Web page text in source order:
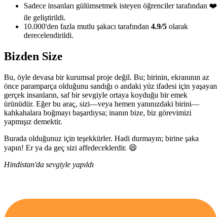
Sadece insanları gülümsetmek isteyen öğrenciler tarafından ❤️
ile geliştirildi.
10.000'den fazla mutlu şakacı tarafından 4.9/5 olarak
derecelendirildi.
Bizden Size
Bu, öyle devasa bir kurumsal proje değil. Bu; birinin, ekranının az
önce paramparça olduğunu sandığı o andaki yüz ifadesi için yaşayan
gerçek insanların, saf bir sevgiyle ortaya koyduğu bir emek
ürünüdür. Eğer bu araç, sizi—veya hemen yanınızdaki birini—
kahkahalara boğmayı başardıysa; inanın bize, biz görevimizi
yapmışız demektir.
Burada olduğunuz için teşekkürler. Hadi durmayın; birine şaka
yapın! Er ya da geç sizi affedeceklerdir. 😄
Hindistan'da sevgiyle yapıldı